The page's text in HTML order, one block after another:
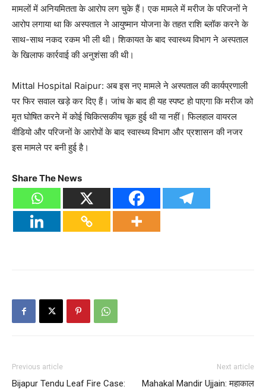
मामलों में अनियमितता के आरोप लग चुके हैं। एक मामले में मरीज के परिजनों ने
आरोप लगाया था कि अस्पताल ने आयुष्मान योजना के तहत राशि ब्लॉक करने के
साथ-साथ नकद रकम भी ली थी। शिकायत के बाद स्वास्थ्य विभाग ने अस्पताल
के खिलाफ कार्रवाई की अनुशंसा की थी।
Mittal Hospital Raipur: अब इस नए मामले ने अस्पताल की कार्यप्रणाली
पर फिर सवाल खड़े कर दिए हैं। जांच के बाद ही यह स्पष्ट हो पाएगा कि मरीज को
मृत घोषित करने में कोई चिकित्सकीय चूक हुई थी या नहीं। फिलहाल वायरल
वीडियो और परिजनों के आरोपों के बाद स्वास्थ्य विभाग और प्रशासन की नजर
इस मामले पर बनी हुई है।
Share The News
Previous article
Bijapur Tendu Leaf Fire Case:
Next article
Mahakal Mandir Ujjain: महाकाल